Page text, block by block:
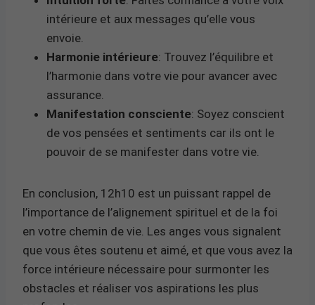
intérieure et aux messages qu’elle vous
envoie.
Harmonie intérieure: Trouvez l’équilibre et
l’harmonie dans votre vie pour avancer avec
assurance.
Manifestation consciente: Soyez conscient
de vos pensées et sentiments car ils ont le
pouvoir de se manifester dans votre vie.
En conclusion, 12h10 est un puissant rappel de
l’importance de l’alignement spirituel et de la foi
en votre chemin de vie. Les anges vous signalent
que vous êtes soutenu et aimé, et que vous avez la
force intérieure nécessaire pour surmonter les
obstacles et réaliser vos aspirations les plus